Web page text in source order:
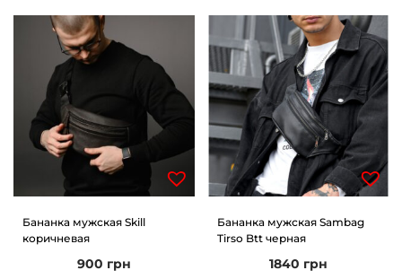
Бананка мужская Skill
коричневая
900 грн
Бананка мужская Sambag
Tirso Btt черная
1840 грн